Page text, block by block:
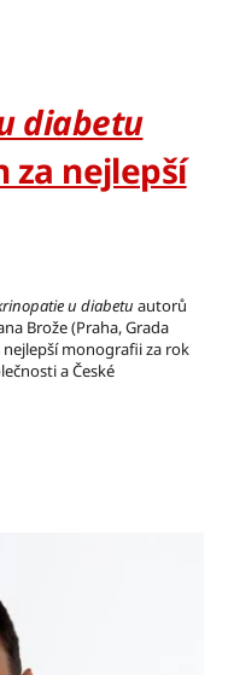
diabetu
za nejlepší
u diabetu autorů
Brože (Praha, Grada
nejlepší monografii za rok
a České